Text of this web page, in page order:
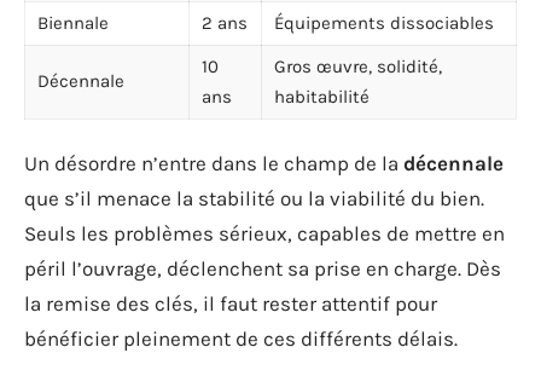
Biennale 2 ans Équipements dissociables
Décennale
10
ans
Gros œuvre, solidité,
habitabilité
Un désordre n’entre dans le champ de la décennale
que s’il menace la stabilité ou la viabilité du bien.
Seuls les problèmes sérieux, capables de mettre en
péril l’ouvrage, déclenchent sa prise en charge. Dès
la remise des clés, il faut rester attentif pour
bénéficier pleinement de ces différents délais.